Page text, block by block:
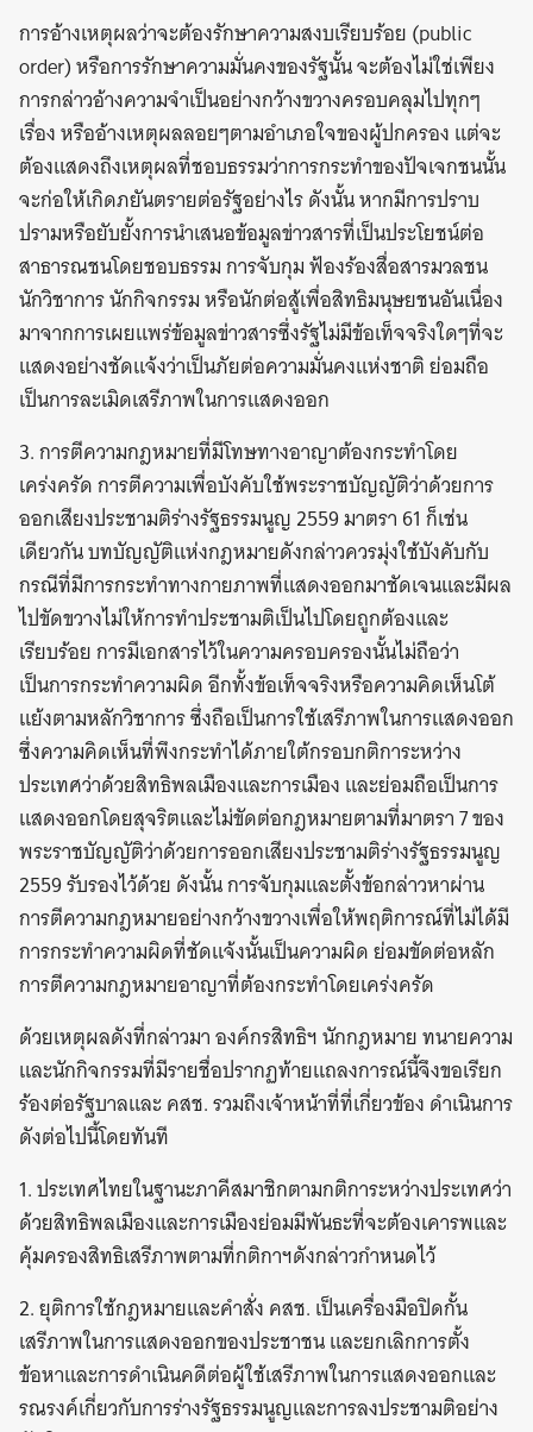
การอ้างเหตุผลว่าจะต้องรักษาความสงบเรียบร้อย (public
order) หรือการรักษาความมั่นคงของรัฐนั้น จะต้องไม่ใช่เพียง
การกล่าวอ้างความจำเป็นอย่างกว้างขวางครอบคลุมไปทุกๆ
เรื่อง หรืออ้างเหตุผลลอยๆตามอำเภอใจของผู้ปกครอง แต่จะ
ต้องแสดงถึงเหตุผลที่ชอบธรรมว่าการกระทำของปัจเจกชนนั้น
จะก่อให้เกิดภยันตรายต่อรัฐอย่างไร ดังนั้น หากมีการปราบ
ปรามหรือยับยั้งการนำเสนอข้อมูลข่าวสารที่เป็นประโยชน์ต่อ
สาธารณชนโดยชอบธรรม การจับกุม ฟ้องร้องสื่อสารมวลชน
นักวิชาการ นักกิจกรรม หรือนักต่อสู้เพื่อสิทธิมนุษยชนอันเนื่อง
มาจากการเผยแพร่ข้อมูลข่าวสารซึ่งรัฐไม่มีข้อเท็จจริงใดๆที่จะ
แสดงอย่างชัดแจ้งว่าเป็นภัยต่อความมั่นคงแห่งชาติ ย่อมถือ
เป็นการละเมิดเสรีภาพในการแสดงออก
3. การตีความกฎหมายที่มีโทษทางอาญาต้องกระทำโดย
เคร่งครัด การตีความเพื่อบังคับใช้พระราชบัญญัติว่าด้วยการ
ออกเสียงประชามติร่างรัฐธรรมนูญ 2559 มาตรา 61 ก็เช่น
เดียวกัน บทบัญญัติแห่งกฎหมายดังกล่าวควรมุ่งใช้บังคับกับ
กรณีที่มีการกระทำทางกายภาพที่แสดงออกมาชัดเจนและมีผล
ไปขัดขวางไม่ให้การทำประชามติเป็นไปโดยถูกต้องและ
เรียบร้อย การมีเอกสารไว้ในความครอบครองนั้นไม่ถือว่า
เป็นการกระทำความผิด อีกทั้งข้อเท็จจริงหรือความคิดเห็นโต้
แย้งตามหลักวิชาการ ซึ่งถือเป็นการใช้เสรีภาพในการแสดงออก
ซึ่งความคิดเห็นที่พึงกระทำได้ภายใต้กรอบกติการะหว่าง
ประเทศว่าด้วยสิทธิพลเมืองและการเมือง และย่อมถือเป็นการ
แสดงออกโดยสุจริตและไม่ขัดต่อกฎหมายตามที่มาตรา 7 ของ
พระราชบัญญัติว่าด้วยการออกเสียงประชามติร่างรัฐธรรมนูญ
2559 รับรองไว้ด้วย ดังนั้น การจับกุมและตั้งข้อกล่าวหาผ่าน
การตีความกฎหมายอย่างกว้างขวางเพื่อให้พฤติการณ์ที่ไม่ได้มี
การกระทำความผิดที่ชัดแจ้งนั้นเป็นความผิด ย่อมขัดต่อหลัก
การตีความกฎหมายอาญาที่ต้องกระทำโดยเคร่งครัด
ด้วยเหตุผลดังที่กล่าวมา องค์กรสิทธิฯ นักกฎหมาย ทนายความ
และนักกิจกรรมที่มีรายชื่อปรากฏท้ายแถลงการณ์นี้จึงขอเรียก
ร้องต่อรัฐบาลและ คสช. รวมถึงเจ้าหน้าที่ที่เกี่ยวข้อง ดำเนินการ
ดังต่อไปนี้โดยทันที
1. ประเทศไทยในฐานะภาคีสมาชิกตามกติการะหว่างประเทศว่า
ด้วยสิทธิพลเมืองและการเมืองย่อมมีพันธะที่จะต้องเคารพและ
คุ้มครองสิทธิเสรีภาพตามที่กติกาฯดังกล่าวกำหนดไว้
2. ยุติการใช้กฎหมายและคำสั่ง คสช. เป็นเครื่องมือปิดกั้น
เสรีภาพในการแสดงออกของประชาชน และยกเลิกการตั้ง
ข้อหาและการดำเนินคดีต่อผู้ใช้เสรีภาพในการแสดงออกและ
รณรงค์เกี่ยวกับการร่างรัฐธรรมนูญและการลงประชามติอย่าง